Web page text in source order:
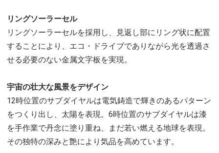
リングソーラーセル
リングソーラーセルを採用し、見返し部にリング状に配置
することにより、エコ・ドライブでありながら光を透過さ
せる必要のない金属文字板を実現。
宇宙の壮大な風景をデザイン
12時位置のサブダイヤルは電気鋳造で輝きのあるパターン
をつくり出し、太陽を表現。6時位置のサブダイヤルは漆
を手作業で丹念に塗り重ね、まだ若い燃える地球を表現。
その独特の深みと艶により気品を高めています。